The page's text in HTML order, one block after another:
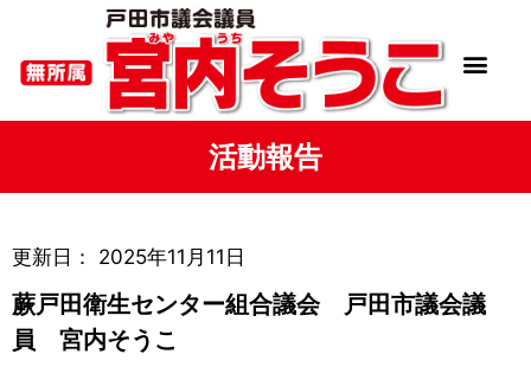
活動報告
更新日： 2025年11月11日
蕨戸田衛生センター組合議会 戸田市議会議
員 宮内そうこ